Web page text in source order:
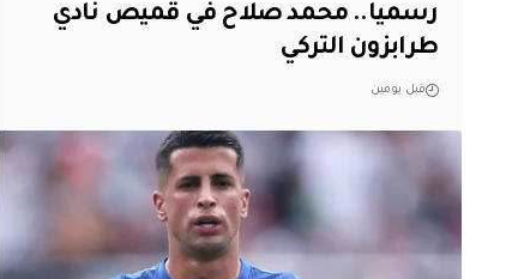
رسميا.. محمد صلاح في قميص نادي
طرابزون التركي
قبل يومين